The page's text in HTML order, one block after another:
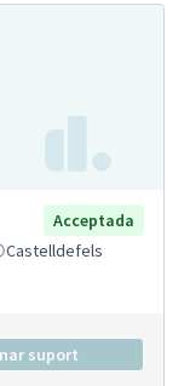
Acceptada
Castelldefels
suport